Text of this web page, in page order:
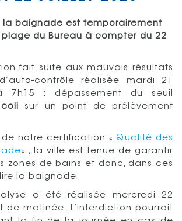
la baignade est temporairement
du Bureau à compter du 22
fait suite aux mauvais résultats
contrôle réalisée mardi 21
7h15 : dépassement du seuil
coli sur un point de prélèvement
de notre certification «Qualité des
« , la ville est tenue de garantir
zones de bains et donc, dans ces
la baignade.
a été réalisée mercredi 22
de matinée. L’interdiction pourrait